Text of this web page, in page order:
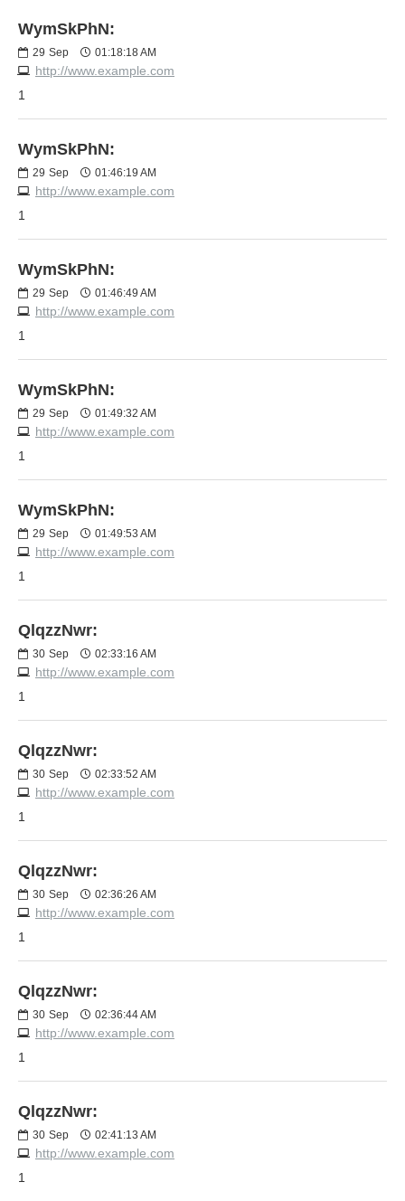
WymSkPhN:
29 Sep 01:18:18 AM
http://www.example.com
1
WymSkPhN:
29 Sep 01:46:19 AM
http://www.example.com
1
WymSkPhN:
29 Sep 01:46:49 AM
http://www.example.com
1
WymSkPhN:
29 Sep 01:49:32 AM
http://www.example.com
1
WymSkPhN:
29 Sep 01:49:53 AM
http://www.example.com
1
QlqzzNwr:
30 Sep 02:33:16 AM
http://www.example.com
1
QlqzzNwr:
30 Sep 02:33:52 AM
http://www.example.com
1
QlqzzNwr:
30 Sep 02:36:26 AM
http://www.example.com
1
QlqzzNwr:
30 Sep 02:36:44 AM
http://www.example.com
1
QlqzzNwr:
30 Sep 02:41:13 AM
http://www.example.com
1